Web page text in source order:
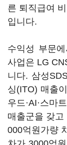
른 퇴직급여
입니다.
수익성 부문
사업은 LG
니다. 삼성
싱(ITO) 매출
우드·AI·스마
매출군을 갖
000억원가량